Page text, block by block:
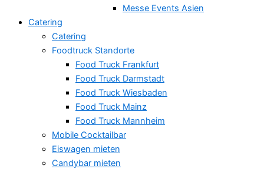
Messe Events Asien
Catering
Catering
Foodtruck Standorte
Food Truck Frankfurt
Food Truck Darmstadt
Food Truck Wiesbaden
Food Truck Mainz
Food Truck Mannheim
Mobile Cocktailbar
Eiswagen mieten
Candybar mieten